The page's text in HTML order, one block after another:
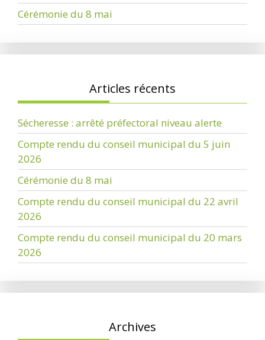
Cérémonie du 8 mai
Articles récents
Sécheresse : arrêté préfectoral niveau alerte
Compte rendu du conseil municipal du 5 juin
2026
Cérémonie du 8 mai
Compte rendu du conseil municipal du 22 avril
2026
Compte rendu du conseil municipal du 20 mars
2026
Archives